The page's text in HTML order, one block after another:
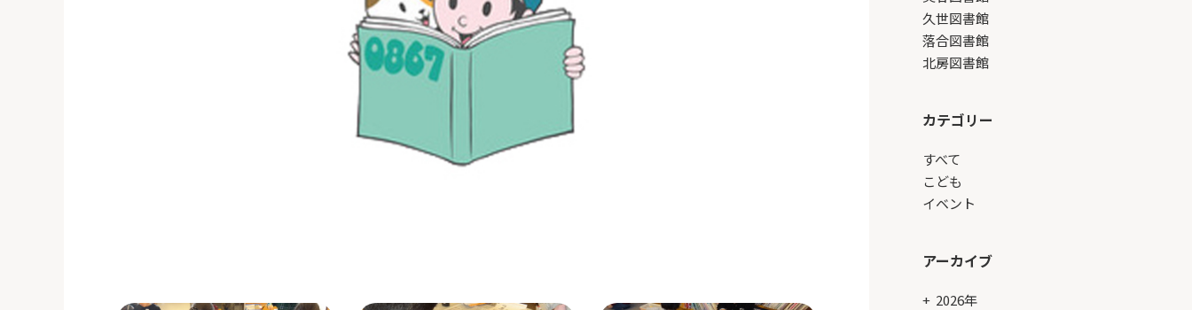
久世図書館
落合図書館
北房図書館
カテゴリー
すべて
こども
イベント
アーカイブ
2026年